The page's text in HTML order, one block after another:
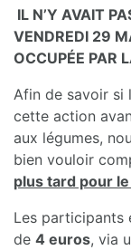
IL N’Y AVAIT
VENDREDI 29
OCCUPÉE PAR
Afin de savoir si
cette action
aux légumes,
bien vouloir
plus tard pour
Les participants
de 4 euros, via